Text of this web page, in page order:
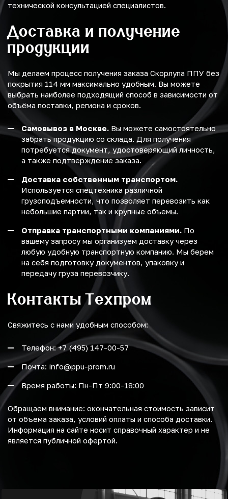
технической консультацией специалистов.
Доставка и получение
продукции
Мы делаем процесс получения заказа Скорлупа ППУ без
покрытия 114 мм максимально удобным. Вы можете
выбрать наиболее подходящий способ в зависимости от
объёма поставки, региона и сроков.
Самовывоз в Москве. Вы можете самостоятельно
забрать продукцию со склада. Для получения
потребуется документ, удостоверяющий личность,
а также подтверждение заказа.
Доставка собственным транспортом.
Используется спецтехника различной
грузоподъемности, что позволяет перевозить как
небольшие партии, так и крупные объемы.
Отправка транспортными компаниями. По
вашему запросу мы организуем доставку через
любую удобную транспортную компанию. Мы берем
на себя подготовку документов, упаковку и
передачу груза перевозчику.
Контакты Техпром
Свяжитесь с нами удобным способом:
Телефон: +7 (495) 147-00-57
Почта: info@ppu-prom.ru
Время работы: Пн-Пт 9:00-18:00
Обращаем внимание: окончательная стоимость зависит
от объема заказа, условий оплаты и способа доставки.
Информация на сайте носит справочный характер и не
является публичной офертой.